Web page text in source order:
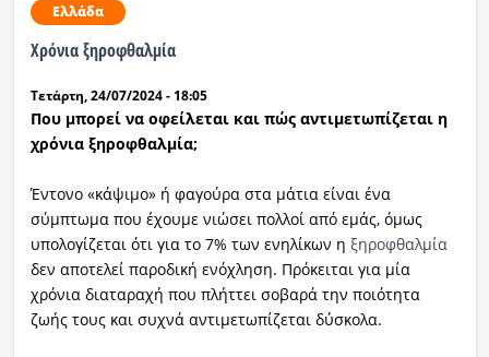
Ελλάδα
Χρόνια ξηροφθαλμία
Τετάρτη, 24/07/2024 - 18:05
Που μπορεί να οφείλεται και πώς αντιμετωπίζεται η
χρόνια ξηροφθαλμία;
Έντονο «κάψιμο» ή φαγούρα στα μάτια είναι ένα
σύμπτωμα που έχουμε νιώσει πολλοί από εμάς, όμως
υπολογίζεται ότι για το 7% των ενηλίκων η ξηροφθαλμία
δεν αποτελεί παροδική ενόχληση. Πρόκειται για μία
χρόνια διαταραχή που πλήττει σοβαρά την ποιότητα
ζωής τους και συχνά αντιμετωπίζεται δύσκολα.